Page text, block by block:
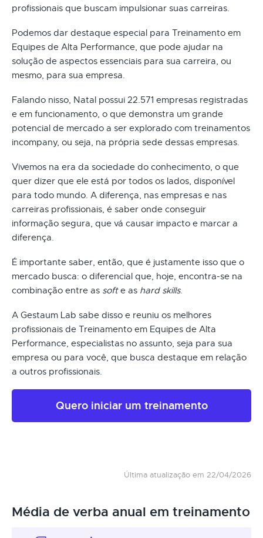
profissionais que buscam impulsionar suas carreiras.
Podemos dar destaque especial para Treinamento em
Equipes de Alta Performance, que pode ajudar na
solução de aspectos essenciais para sua carreira, ou
mesmo, para sua empresa.
Falando nisso, Natal possui 22.571 empresas registradas
e em funcionamento, o que demonstra um grande
potencial de mercado a ser explorado com treinamentos
incompany, ou seja, na própria sede dessas empresas.
Vivemos na era da sociedade do conhecimento, o que
quer dizer que ele está por todos os lados, disponível
para todo mundo. A diferença, nas empresas e nas
carreiras profissionais, é saber onde conseguir
informação segura, que vá causar impacto e marcar a
diferença.
É importante saber, então, que é justamente isso que o
mercado busca: o diferencial que, hoje, encontra-se na
combinação entre as softe as hard skills.
A Gestaum Lab sabe disso e reuniu os melhores
profissionais de Treinamento em Equipes de Alta
Performance, especialistas no assunto, seja para sua
empresa ou para você, que busca destaque em relação
a outros profissionais.
Quero iniciar um treinamento
Última atualização em 22/04/2026
Média de verba anual em treinamento